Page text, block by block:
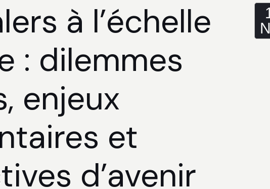
à l’échelle
: dilemmes
enjeux
et
d’avenir